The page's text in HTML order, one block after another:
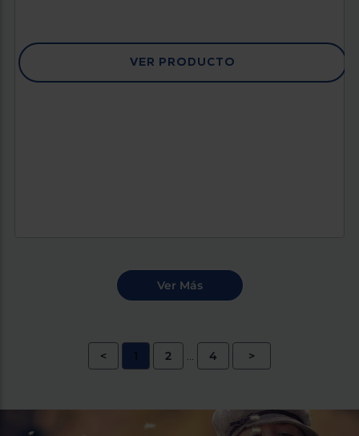
VER PRODUCTO
< 1 2 ... 4 >